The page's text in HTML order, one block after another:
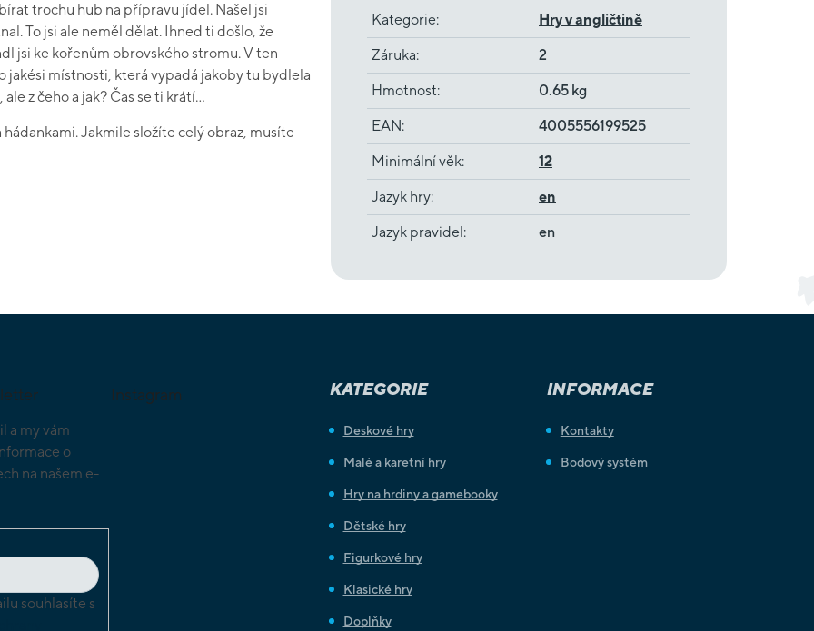
trochu hub na přípravu jídel. Našel jsi
To jsi ale neměl dělat. Ihned ti došlo, že
jsi ke kořenům obrovského stromu. V ten
jakési místnosti, která vypadá jakoby tu bydlela
z čeho a jak? Čas se ti krátí...
Jakmile složíte celý obraz, musíte
Kategorie: Hry v angličtině
Záruka: 2
Hmotnost: 0.65 kg
EAN: 4005556199525
Minimální věk: 12
Jazyk hry: en
Jazyk pravidel: en
a my vám
o
na našem e-
souhlasíte s
Instagram KATEGORIE
Deskové hry
Malé a karetní hry
Hry na hrdiny a gamebooky
Dětské hry
Figurkové hry
Klasické hry
Doplňky
INFORMACE
Kontakty
Bodový systém